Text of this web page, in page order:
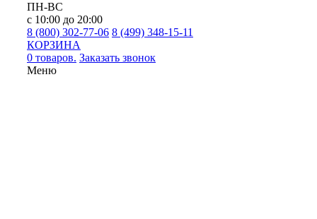
ПН-ВС
с 10:00 до 20:00
8 (800) 302-77-06 8 (499) 348-15-11
КОРЗИНА
0 товаров. Заказать звонок
Меню